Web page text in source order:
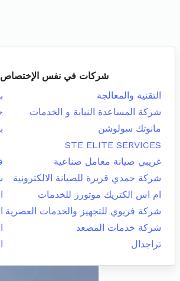
شركات في نفس الإختصاص
التقنية والمعالجة
شركة المساعدة النيابة و الخدمات
مانوتك سولوشن
STE ELITE SERVICES
غريبي صيانة معامل صناعية
شركة حمدي قريرة للصيانة الالكترونية
ام اس الكتريك موتورز للخدمات
شركة فريوي للتجهيز والخدمات العصرية
شركة خدمات المصعد
تراجدال